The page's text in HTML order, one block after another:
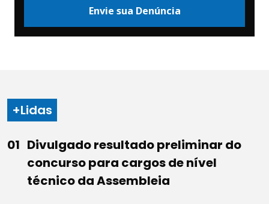
Envie sua Denúncia
+Lidas
Divulgado resultado preliminar do
concurso para cargos de nível
técnico da Assembleia